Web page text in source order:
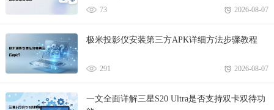
73 2026-08-07
极米投影仪安装第三方APK详细方法步骤教程
291 2026-08-07
一文全面详解三星S20 Ultra是否支持双卡双待功